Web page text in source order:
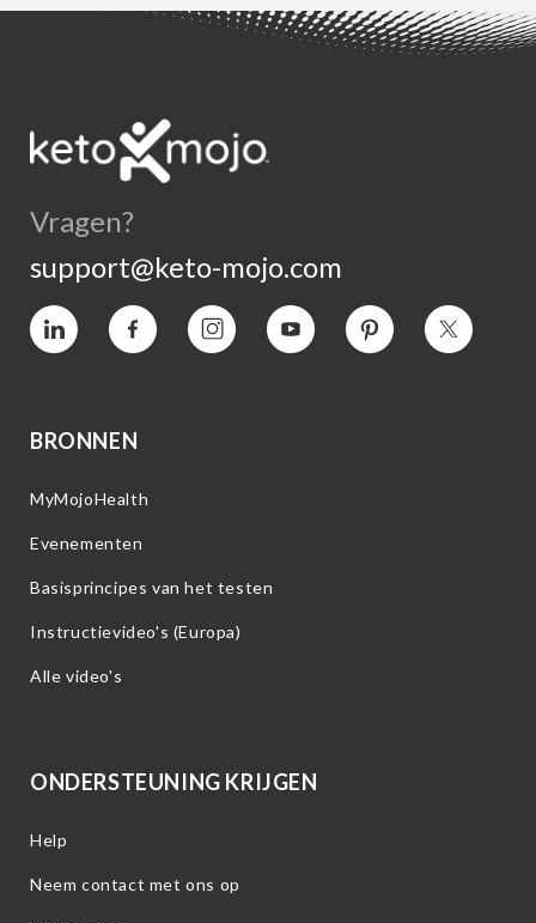
Vragen?
support@keto-mojo.com
Vimeo Facebook InstagramYouTube Pinterest Twitter
BRONNEN
MyMojoHealth
Evenementen
Basisprincipes van het testen
Instructievideo's (Europa)
Alle video's
ONDERSTEUNING KRIJGEN
Help
Neem contact met ons op